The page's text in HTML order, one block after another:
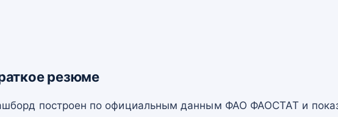
резюме
построен по официальным данным ФАО ФАОСТАТ и